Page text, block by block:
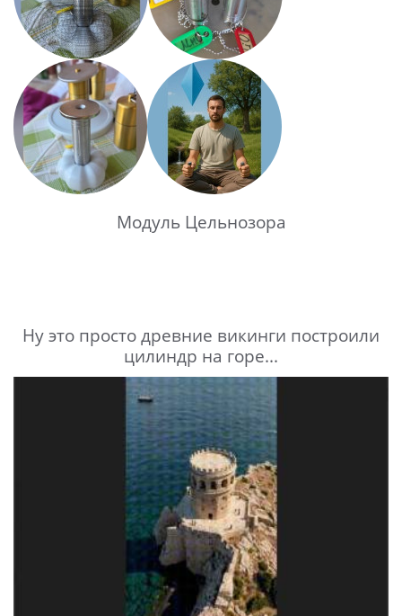
Модуль Цельнозора
Ну это просто древние викинги построили
цилиндр на горе...